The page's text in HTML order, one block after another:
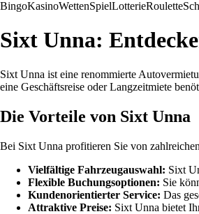
BingoKasinoWettenSpielLotterieRoulette
Sixt Unna:
Sixt Unna ist eine renommierte
eine Geschäftsreise oder Langzeitmiete
Die Vorteile von Sixt Unna
Bei Sixt Unna profitieren Sie von
Vielfältige Fahrzeugauswahl: Sixt
Flexible Buchungsoptionen: Sie
Kundenorientierter Service: Das
Attraktive Preise: Sixt Unna bietet